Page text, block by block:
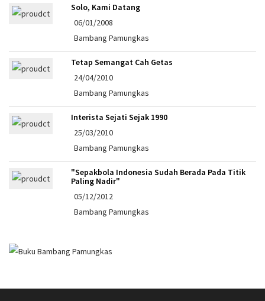
Solo, Kami Datang
06/01/2008
Bambang Pamungkas
Tetap Semangat Cah Getas
24/04/2010
Bambang Pamungkas
Interista Sejati Sejak 1990
25/03/2010
Bambang Pamungkas
"Sepakbola Indonesia Sudah Berada Pada Titik
Paling Nadir"
05/12/2012
Bambang Pamungkas